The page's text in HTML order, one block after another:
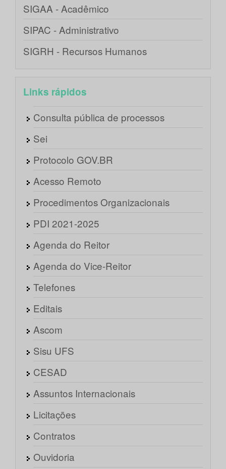
SIGAA - Acadêmico
SIPAC - Administrativo
SIGRH - Recursos Humanos
Links rápidos
Consulta pública de processos
Sei
Protocolo GOV.BR
Acesso Remoto
Procedimentos Organizacionais
PDI 2021-2025
Agenda do Reitor
Agenda do Vice-Reitor
Telefones
Editais
Ascom
Sisu UFS
CESAD
Assuntos Internacionais
Licitações
Contratos
Ouvidoria